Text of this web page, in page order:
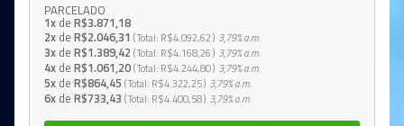
PARCELADO
1x de R$3.871,18
2x de R$2.046,31 Total R$4.092,62 3,79%a.m.
3x de R$1.389,42 Total R$4.168,26 3,79%a.m.
4x de R$1.061,20 Total R$4.244,80 3,79%a.m.
5x de R$864,45 Total R$4.322,25 3,79%a.m.
6x de R$733,43 Total R$4.400,58 3,79%a.m.